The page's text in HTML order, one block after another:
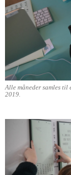
Alle måneder samles til
2019.